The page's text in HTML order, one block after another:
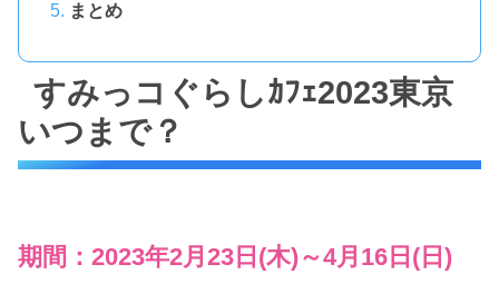
まとめ
すみっコぐらしｶﾌｪ2023東京
いつまで？
期間：2023年2月23日(木)～4月16日(日)